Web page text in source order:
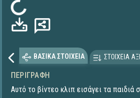
Φόρτωση...
ΒΑΣΙΚΑ ΣΤΟΙΧΕΙΑ ΣΤΟΙΧΕΙΑ
ΠΕΡΙΓΡΑΦΉ
Αυτό το βίντεο κλιπ εισάγει τα παιδιά